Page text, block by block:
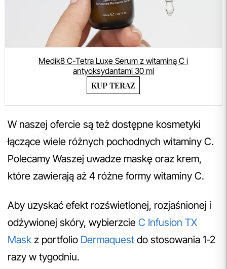
Medik8 C-Tetra Luxe Serum z witaminą C i
antyoksydantami 30 ml
KUP TERAZ
W naszej ofercie są też dostępne kosmetyki
łączące wiele różnych pochodnych witaminy C.
Polecamy Waszej uwadze maskę oraz krem,
które zawierają aż 4 różne formy witaminy C.
Aby uzyskać efekt rozświetlonej, rozjaśnionej i
odżywionej skóry, wybierzcie C Infusion TX
Mask z portfolio Dermaquest do stosowania 1-2
razy w tygodniu.